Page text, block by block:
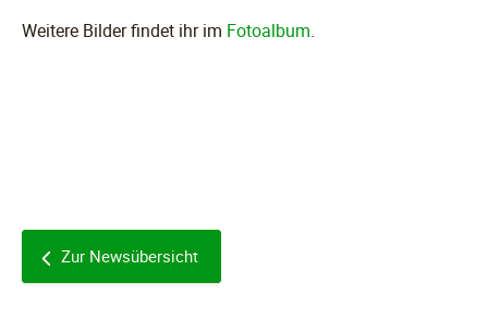
Weitere Bilder findet ihr im Fotoalbum.
Zur Newsübersicht